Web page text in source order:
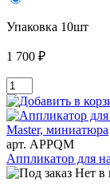
Упаковка 10шт
1 700 ₽
арт. APPQM
Аппликатор для
Нет в